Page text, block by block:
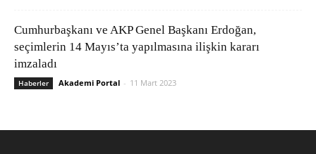
Cumhurbaşkanı ve AKP Genel Başkanı Erdoğan,
seçimlerin 14 Mayıs’ta yapılmasına ilişkin kararı
imzaladı
Haberler Akademi Portal - 11 Mart 2023